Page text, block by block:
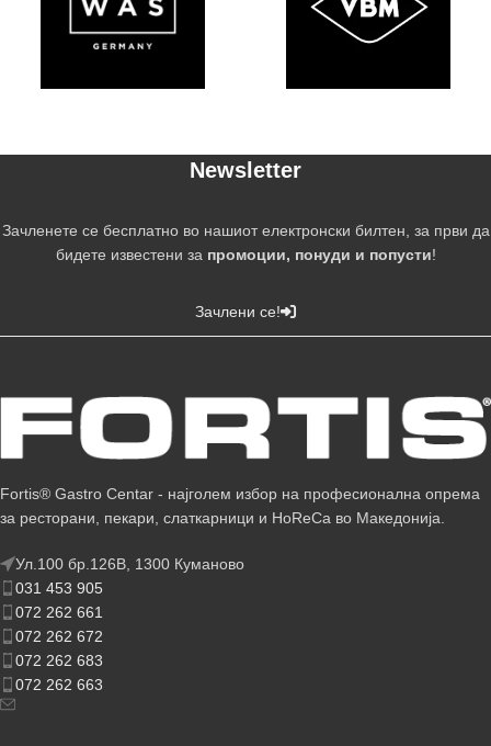
Newsletter
Зачленете се бесплатно во нашиот електронски билтен, за први да
бидете известени за промоции, понуди и попусти!
Зачлени се!
Fortis® Gastro Centar - најголем избор на професионална опрема
за ресторани, пекари, слаткарници и HoReCa во Македонија.
Ул.100 бр.126В, 1300 Куманово
031 453 905
072 262 661
072 262 672
072 262 683
072 262 663